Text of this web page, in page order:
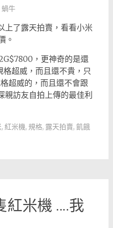
蝸牛
上了露天拍賣，看看小米
。
，更神奇的是還
超威，而且還不貴，只
超威的，而且還不會跟
親訪友自拍上傳的最佳利
, 紅米機, 規格, 露天拍賣, 飢餓
紅米機 ….我